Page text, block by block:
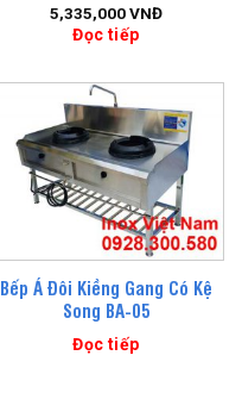
5,335,000VNĐ
Đọc tiếp
Bếp Á Đôi Kiềng Gang Có Kệ
Song BA-05
Đọc tiếp